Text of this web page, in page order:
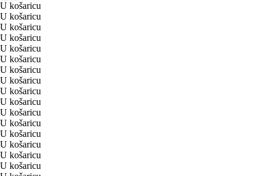
U košaricu
U košaricu
U košaricu
U košaricu
U košaricu
U košaricu
U košaricu
U košaricu
U košaricu
U košaricu
U košaricu
U košaricu
U košaricu
U košaricu
U košaricu
U košaricu